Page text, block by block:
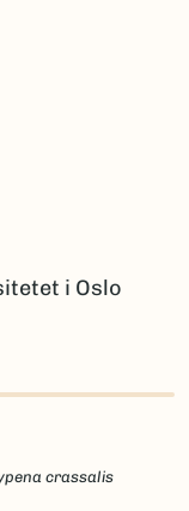
i Oslo
crassalis